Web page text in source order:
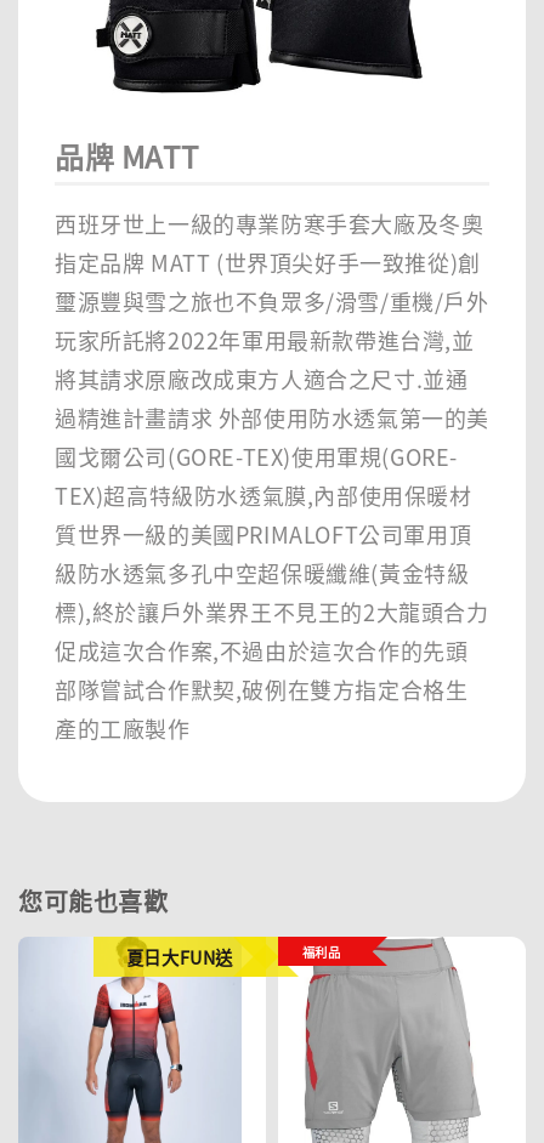
品牌 MATT
西班牙世上一級的專業防寒手套大廠及冬奧
指定品牌 MATT (世界頂尖好手一致推從)創
璽源豐與雪之旅也不負眾多/滑雪/重機/戶外
玩家所託將2022年軍用最新款帶進台灣,並
將其請求原廠改成東方人適合之尺寸.並通
過精進計畫請求 外部使用防水透氣第一的美
國戈爾公司(GORE-TEX)使用軍規(GORE-
TEX)超高特級防水透氣膜,內部使用保暖材
質世界一級的美國PRIMALOFT公司軍用頂
級防水透氣多孔中空超保暖纖維(黃金特級
標),終於讓戶外業界王不見王的2大龍頭合力
促成這次合作案,不過由於這次合作的先頭
部隊嘗試合作默契,破例在雙方指定合格生
產的工廠製作
您可能也喜歡
夏日大FUN送 福利品